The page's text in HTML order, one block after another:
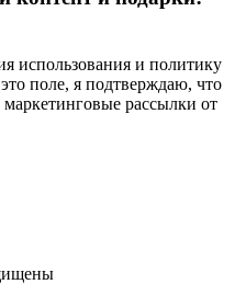
использования и политику
поле, я подтверждаю, что
рассылки от